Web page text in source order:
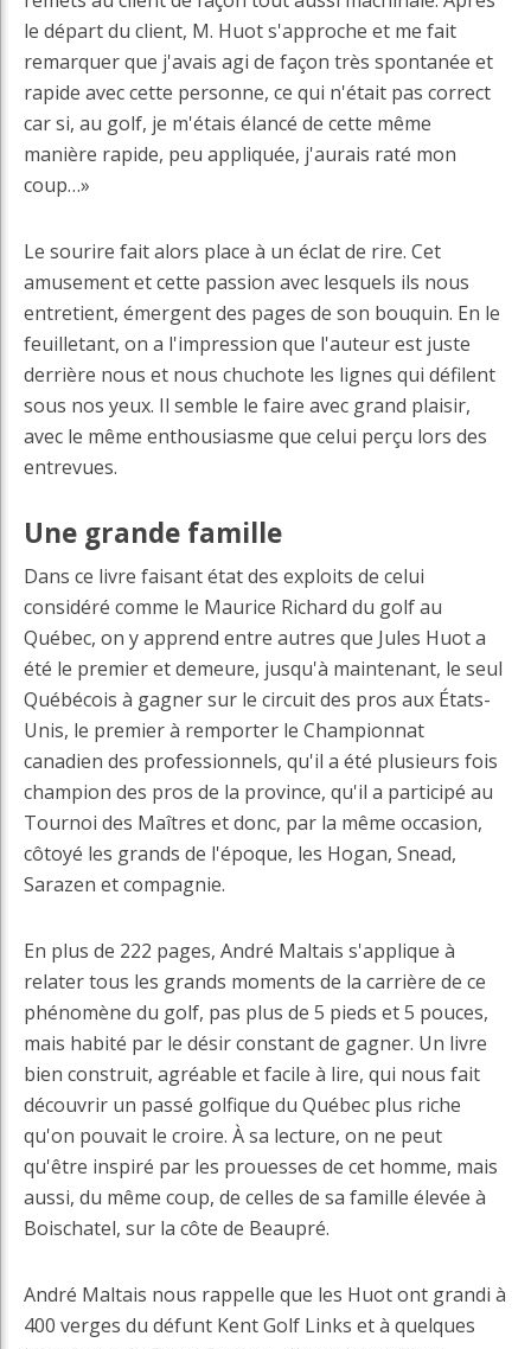
le départ du client, M. Huot s'approche et me fait
remarquer que j'avais agi de façon très spontanée et
rapide avec cette personne, ce qui n'était pas correct
car si, au golf, je m'étais élancé de cette même
manière rapide, peu appliquée, j'aurais raté mon
coup…»
Le sourire fait alors place à un éclat de rire. Cet
amusement et cette passion avec lesquels ils nous
entretient, émergent des pages de son bouquin. En le
feuilletant, on a l'impression que l'auteur est juste
derrière nous et nous chuchote les lignes qui défilent
sous nos yeux. Il semble le faire avec grand plaisir,
avec le même enthousiasme que celui perçu lors des
entrevues.
Une grande famille
Dans ce livre faisant état des exploits de celui
considéré comme le Maurice Richard du golf au
Québec, on y apprend entre autres que Jules Huot a
été le premier et demeure, jusqu'à maintenant, le seul
Québécois à gagner sur le circuit des pros aux États-
Unis, le premier à remporter le Championnat
canadien des professionnels, qu'il a été plusieurs fois
champion des pros de la province, qu'il a participé au
Tournoi des Maîtres et donc, par la même occasion,
côtoyé les grands de l'époque, les Hogan, Snead,
Sarazen et compagnie.
En plus de 222 pages, André Maltais s'applique à
relater tous les grands moments de la carrière de ce
phénomène du golf, pas plus de 5 pieds et 5 pouces,
mais habité par le désir constant de gagner. Un livre
bien construit, agréable et facile à lire, qui nous fait
découvrir un passé golfique du Québec plus riche
qu'on pouvait le croire. À sa lecture, on ne peut
qu'être inspiré par les prouesses de cet homme, mais
aussi, du même coup, de celles de sa famille élevée à
Boischatel, sur la côte de Beaupré.
André Maltais nous rappelle que les Huot ont grandi à
400 verges du défunt Kent Golf Links et à quelques